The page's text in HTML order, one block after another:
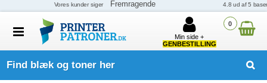
0
Min side +
GENBESTILLING
Find blæk og toner her